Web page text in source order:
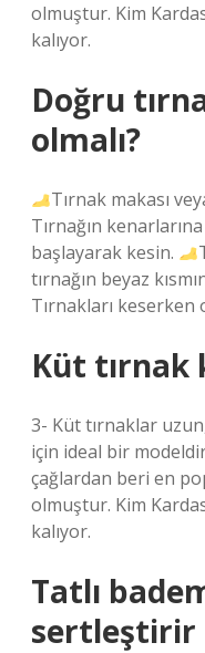
olmuştur. Kim
kalıyor.
Doğru
olmalı?
Tırnak makası
Tırnağın
başlayarak kesin.
tırnağın beyaz
Tırnakları keserken
Küt tırnak
3- Küt tırnaklar
için ideal bir
çağlardan beri en
olmuştur. Kim
kalıyor.
Tatlı
sertleştirir